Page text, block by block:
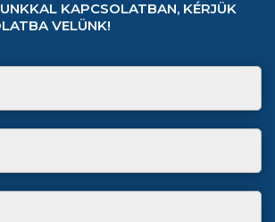
KAPCSOLATBAN, KÉRJÜK
VELÜNK!